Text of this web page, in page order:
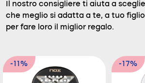
Il nostro consigliere ti aiuta a
che meglio si adatta a te, a tuo
per fare loro il miglior regalo.
-11% -17%